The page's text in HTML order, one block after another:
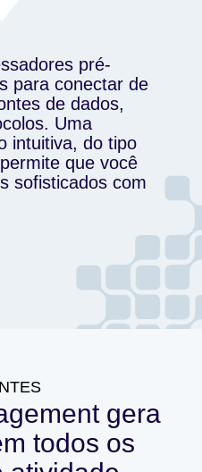
pré-
para conectar de
de dados,
Uma
intuitiva, do tipo
que você
sofisticados com
gera
todos os